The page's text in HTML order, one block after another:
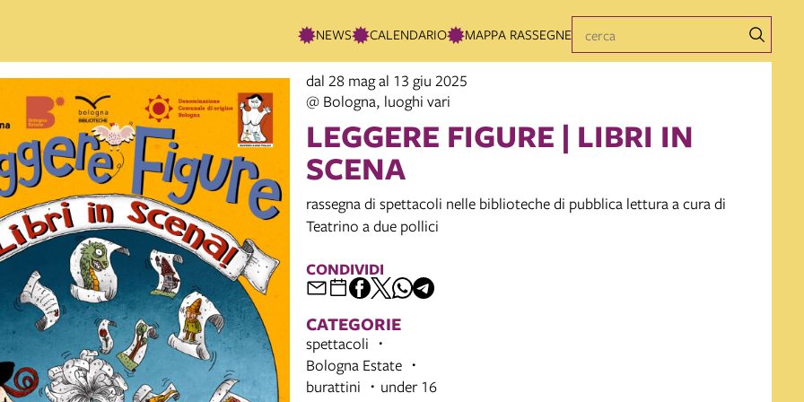
NEWS CALENDARIO MAPPA RASSEGNE
dal 28 mag al 13 giu 2025
@ Bologna, luoghi vari
LEGGERE FIGURE | LIBRI IN
SCENA
rassegna di spettacoli nelle biblioteche di pubblica lettura a cura di
Teatrino a due pollici
CONDIVIDI
CATEGORIE
spettacoli
Bologna Estate
burattini
under 16